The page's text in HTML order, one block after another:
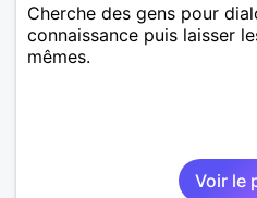
Cherche des gens pour
connaissance puis laisser
mêmes.
Voir le